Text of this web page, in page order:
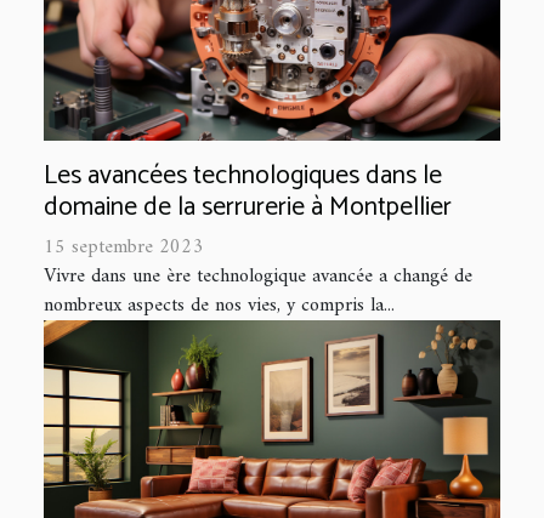
Les avancées technologiques dans le
domaine de la serrurerie à Montpellier
15 septembre 2023
Vivre dans une ère technologique avancée a changé de
nombreux aspects de nos vies, y compris la...